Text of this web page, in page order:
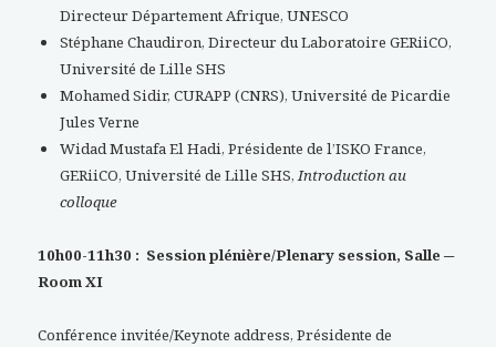
Directeur Département Afrique, UNESCO
Stéphane Chaudiron, Directeur du Laboratoire GERiiCO,
Université de Lille SHS
Mohamed Sidir, CURAPP (CNRS), Université de Picardie
Jules Verne
Widad Mustafa El Hadi, Présidente de l’ISKO France,
GERiiCO, Université de Lille SHS,Introduction au
colloque
10h00-11h30 : Session plénière/Plenary session, Salle ─
Room XI
Conférence invitée/Keynote address, Présidente de